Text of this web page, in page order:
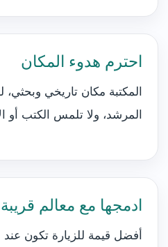
احترم هدوء المكان
المكتبة مكان تاريخي وبحثي،
المرشد، ولا تلمس الكتب أو
ادمجها مع معالم قريبة
أفضل قيمة للزيارة تكون عند